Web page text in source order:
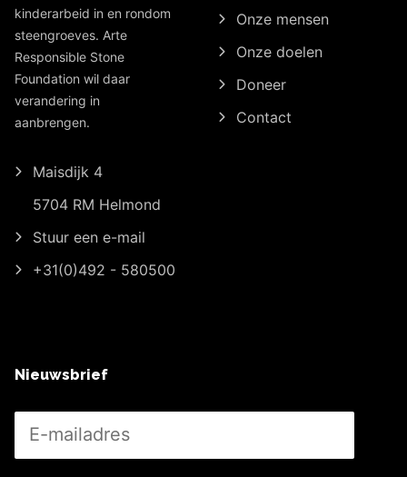
kinderarbeid in en rondom
steengroeves. Arte
Responsible Stone
Foundation wil daar
verandering in
aanbrengen.
Maisdijk 4
5704 RM Helmond
Stuur een e-mail
+31(0)492 - 580500
Onze mensen
Onze doelen
Doneer
Contact
Nieuwsbrief